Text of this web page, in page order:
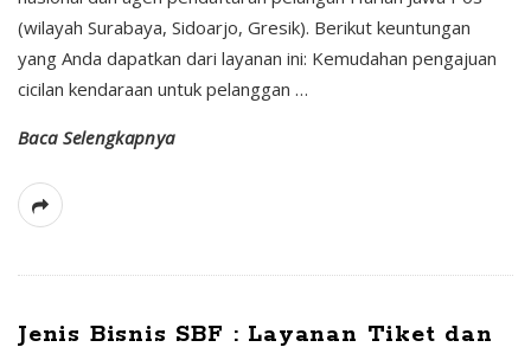
(wilayah Surabaya, Sidoarjo, Gresik). Berikut keuntungan
yang Anda dapatkan dari layanan ini: Kemudahan pengajuan
cicilan kendaraan untuk pelanggan …
Baca Selengkapnya
Jenis Bisnis SBF : Layanan Tiket dan